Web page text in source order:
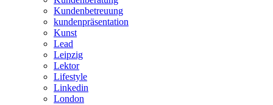
Kundenbetreuung
kundenpräsentation
Kunst
Lead
Leipzig
Lektor
Lifestyle
Linkedin
London